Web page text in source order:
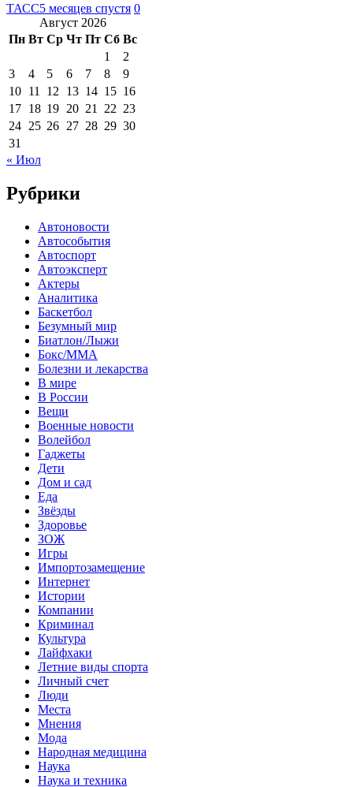
ТАСС5 месяцев спустя 0
Август 2026
Пн Вт Ср Чт Пт Сб Вс
1
2
3
4 5 6 7 8
9
10 11 12 13 14 15 16
17 18 19 20 21 22 23
24 25 26 27 28 29 30
31
« Июл
Рубрики
Автоновости
Автособытия
Автоспорт
Автоэксперт
Актеры
Аналитика
Баскетбол
Безумный мир
Биатлон/Лыжи
Бокс/MMA
Болезни и лекарства
В мире
В России
Вещи
Военные новости
Волейбол
Гаджеты
Дети
Дом и сад
Еда
Звёзды
Здоровье
ЗОЖ
Игры
Импортозамещение
Интернет
Истории
Компании
Криминал
Культура
Лайфхаки
Летние виды спорта
Личный счет
Люди
Места
Мнения
Мода
Народная медицина
Наука
Наука и техника